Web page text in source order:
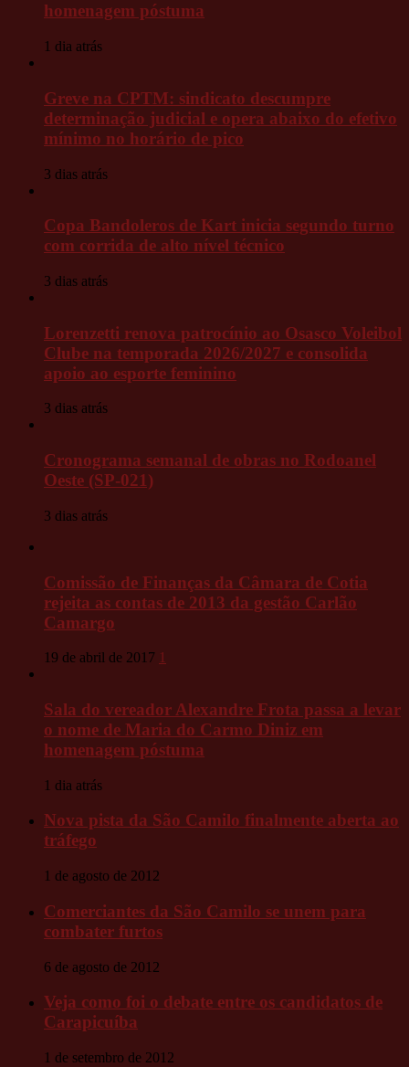
homenagem póstuma
1 dia atrás
Greve na CPTM: sindicato descumpre
determinação judicial e opera abaixo do efetivo
mínimo no horário de pico
3 dias atrás
Copa Bandoleros de Kart inicia segundo turno
com corrida de alto nível técnico
3 dias atrás
Lorenzetti renova patrocínio ao Osasco Voleibol
Clube na temporada 2026/2027 e consolida
apoio ao esporte feminino
3 dias atrás
Cronograma semanal de obras no Rodoanel
Oeste (SP-021)
3 dias atrás
Comissão de Finanças da Câmara de Cotia
rejeita as contas de 2013 da gestão Carlão
Camargo
19 de abril de 2017 1
Sala do vereador Alexandre Frota passa a levar
o nome de Maria do Carmo Diniz em
homenagem póstuma
1 dia atrás
Nova pista da São Camilo finalmente aberta ao
tráfego
1 de agosto de 2012
Comerciantes da São Camilo se unem para
combater furtos
6 de agosto de 2012
Veja como foi o debate entre os candidatos de
Carapicuíba
1 de setembro de 2012